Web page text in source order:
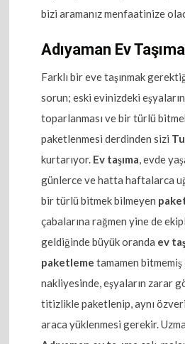
bizi aramanız menfaatinize
Adıyaman Ev Taşıma
Farklı bir eve taşınmak
sorun; eski evinizdeki
toparlanması ve bir türlü
paketlenmesi derdinden sizi
kurtarıyor. Ev taşıma, evde
günlerce ve hatta haftalarca
bir türlü bitmek bilmeyen
çabalarına rağmen yine de
geldiğinde büyük oranda ev
paketleme tamamen
nakliyesinde, eşyaların zarar
titizlikle paketlenip, aynı
araca yüklenmesi gerekir.